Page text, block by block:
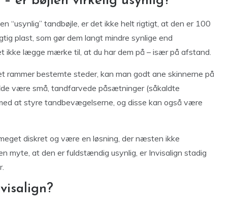
“usynlig” tandbøjle, er det ikke helt rigtigt, at den er 100
plast, som gør dem langt mindre synlige end
ikke lægge mærke til, at du har dem på – især på afstand.
rammer bestemte steder, kan man godt ane skinnerne på
være små, tandfarvede påsætninger (såkaldte
at styre tandbevægelserne, og disse kan også være
diskret og være en løsning, der næsten ikke
myte, at den er fuldstændig usynlig, er Invisalign stadig